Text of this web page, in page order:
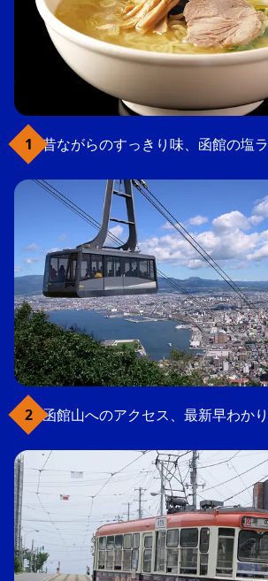
昔ながらのすっきり味、函館の塩
函館山へのアクセス、最新早わか